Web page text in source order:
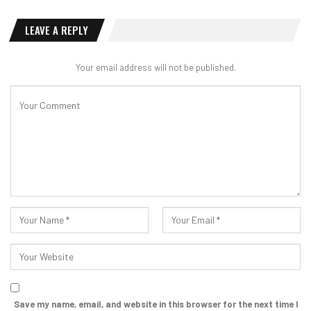
LEAVE A REPLY
Your email address will not be published.
Save my name, email, and website in this browser for the next time I